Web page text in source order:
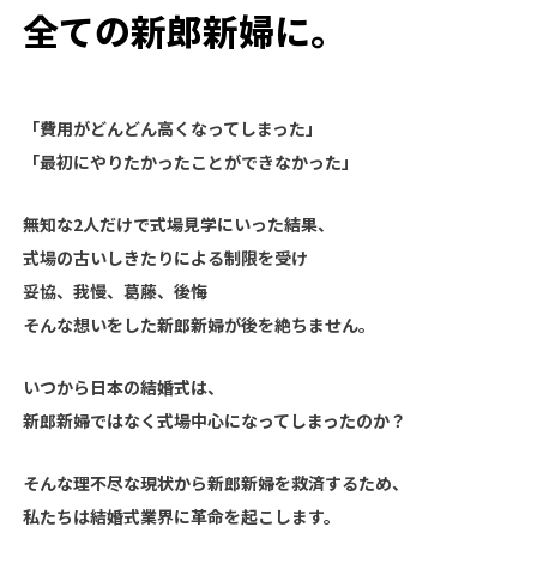
全ての新郎新婦に。
「費用がどんどん高くなってしまった」
「最初にやりたかったことができなかった」
無知な2人だけで式場見学にいった結果、
式場の古いしきたりによる制限を受け
妥協、我慢、葛藤、後悔
そんな想いをした新郎新婦が後を絶ちません。
いつから日本の結婚式は、
新郎新婦ではなく式場中心になってしまったのか？
そんな理不尽な現状から新郎新婦を救済するため、
私たちは結婚式業界に革命を起こします。